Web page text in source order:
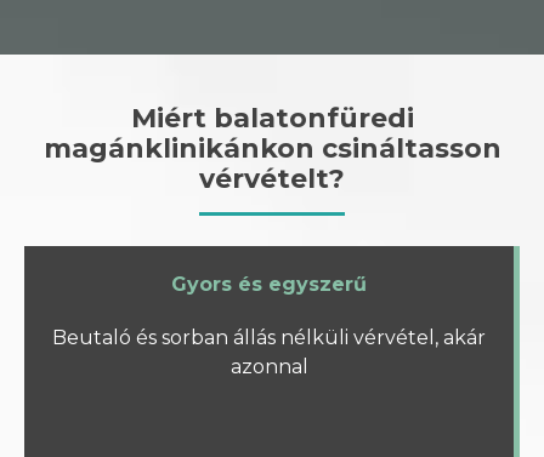
Miért balatonfüredi
magánklinikánkon csináltasson
vérvételt?
Gyors és egyszerű
Beutaló és sorban állás nélküli vérvétel, akár
azonnal